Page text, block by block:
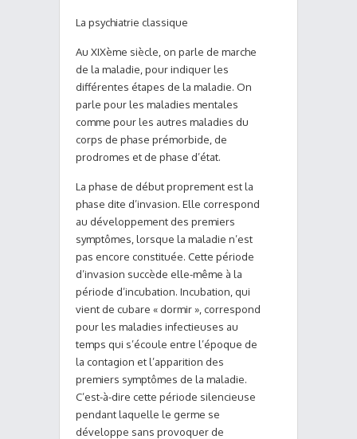
La psychiatrie classique
Au XIXème siècle, on parle de marche
de la maladie, pour indiquer les
différentes étapes de la maladie. On
parle pour les maladies mentales
comme pour les autres maladies du
corps de phase prémorbide, de
prodromes et de phase d’état.
La phase de début proprement est la
phase dite d’invasion. Elle correspond
au développement des premiers
symptômes, lorsque la maladie n’est
pas encore constituée. Cette période
d’invasion succède elle-même à la
période d’incubation. Incubation, qui
vient de cubare « dormir », correspond
pour les maladies infectieuses au
temps qui s’écoule entre l’époque de
la contagion et l’apparition des
premiers symptômes de la maladie.
C’est-à-dire cette période silencieuse
pendant laquelle le germe se
développe sans provoquer de